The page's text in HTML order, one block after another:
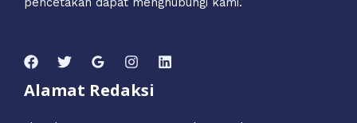
Alamat Redaksi